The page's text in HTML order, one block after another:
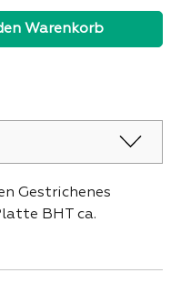
gewünschten
Warenkorb
Gestrichenes
BHT ca.